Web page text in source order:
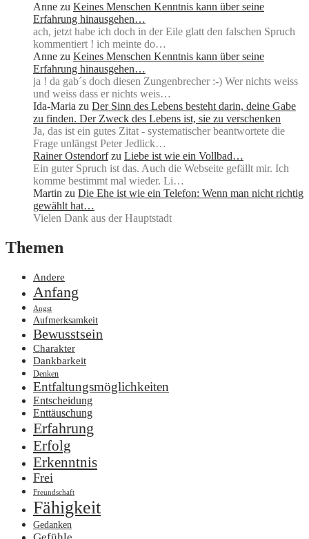
Anne zu Keines Menschen Kenntnis kann über seine
Erfahrung hinausgehen…
ach, jetzt habe ich doch in der Eile glatt den falschen Spruch
kommentiert ! ich meinte do…
Anne zu Keines Menschen Kenntnis kann über seine
Erfahrung hinausgehen…
ja ! da gab´s doch diesen Zungenbrecher :-) Wer nichts weiss
und weiss dass er nichts weis…
Ida-Maria zu Der Sinn des Lebens besteht darin, deine Gabe
zu finden. Der Zweck des Lebens ist, sie zu verschenken
Ja, das ist ein gutes Zitat - systematischer beantwortete die
Frage unlängst Peter Jedlick…
Rainer Ostendorf zu Liebe ist wie ein Vollbad…
Ein guter Spruch ist das. Auch die Webseite gefällt mir. Ich
komme bestimmt mal wieder. Li…
Martin zu Die Ehe ist wie ein Telefon: Wenn man nicht richtig
gewählt hat…
Vielen Dank aus der Hauptstadt
Themen
Andere
Anfang
Angst
Aufmerksamkeit
Bewusstsein
Charakter
Dankbarkeit
Denken
Entfaltungsmöglichkeiten
Entscheidung
Enttäuschung
Erfahrung
Erfolg
Erkenntnis
Frei
Freundschaft
Fähigkeit
Gedanken